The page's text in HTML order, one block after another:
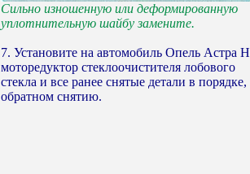
Сильно изношенную или деформированную
уплотнительную шайбу замените.
7. Установите на автомобиль Опель Астра Н
моторедуктор стеклоочистителя лобового
стекла и все ранее снятые детали в порядке,
обратном снятию.